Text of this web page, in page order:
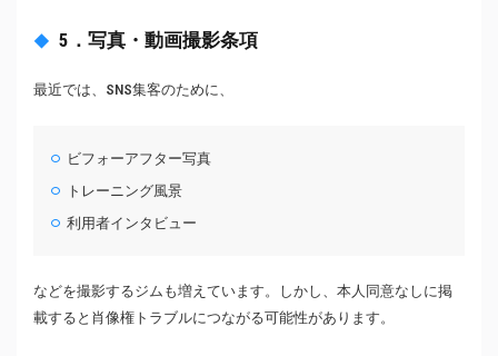
5．写真・動画撮影条項
最近では、SNS集客のために、
ビフォーアフター写真
トレーニング風景
利用者インタビュー
などを撮影するジムも増えています。しかし、本人同意なしに掲
載すると肖像権トラブルにつながる可能性があります。